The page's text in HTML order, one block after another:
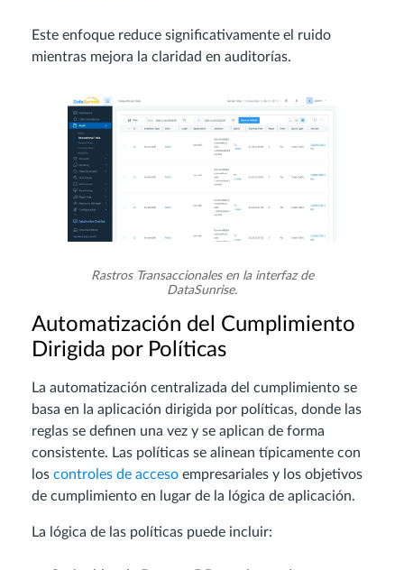
Este enfoque reduce significativamente el ruido
mientras mejora la claridad en auditorías.
Rastros Transaccionales en la interfaz de
DataSunrise.
Automatización del Cumplimiento
Dirigida por Políticas
La automatización centralizada del cumplimiento se
basa en la aplicación dirigida por políticas, donde las
reglas se definen una vez y se aplican de forma
consistente. Las políticas se alinean típicamente con
los controles de acceso empresariales y los objetivos
de cumplimiento en lugar de la lógica de aplicación.
La lógica de las políticas puede incluir: